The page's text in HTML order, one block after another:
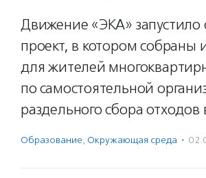
Движение «ЭКА»
проект, в котором собраны
для жителей
по самостоятельной
раздельного сбора отходов
Образование, Окружающая среда ·